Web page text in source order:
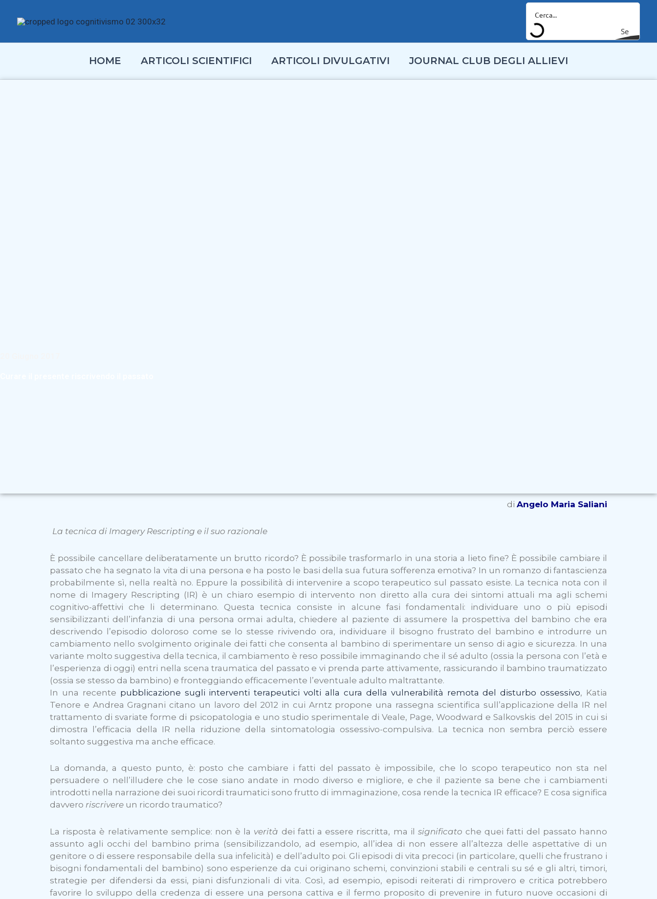
Se
HOME ARTICOLI SCIENTIFICI ARTICOLI DIVULGATIVI JOURNAL CLUB DEGLI ALLIEVI
di Angelo Maria Saliani
La tecnica di Imagery Rescripting e il suo razionale
È possibile cancellare deliberatamente un brutto ricordo? È possibile trasformarlo in una storia a lieto fine? È possibile cambiare il
passato che ha segnato la vita di una persona e ha posto le basi della sua futura sofferenza emotiva? In un romanzo di fantascienza
probabilmente sì, nella realtà no. Eppure la possibilità di intervenire a scopo terapeutico sul passato esiste. La tecnica nota con il
nome di Imagery Rescripting (IR) è un chiaro esempio di intervento non diretto alla cura dei sintomi attuali ma agli schemi
cognitivo-affettivi che li determinano. Questa tecnica consiste in alcune fasi fondamentali: individuare uno o più episodi
sensibilizzanti dell’infanzia di una persona ormai adulta, chiedere al paziente di assumere la prospettiva del bambino che era
descrivendo l’episodio doloroso come se lo stesse rivivendo ora, individuare il bisogno frustrato del bambino e introdurre un
cambiamento nello svolgimento originale dei fatti che consenta al bambino di sperimentare un senso di agio e sicurezza. In una
variante molto suggestiva della tecnica, il cambiamento è reso possibile immaginando che il sé adulto (ossia la persona con l’età e
l’esperienza di oggi) entri nella scena traumatica del passato e vi prenda parte attivamente, rassicurando il bambino traumatizzato
(ossia se stesso da bambino) e fronteggiando efficacemente l’eventuale adulto maltrattante.
In una recente pubblicazione sugli interventi terapeutici volti alla cura della vulnerabilità remota del disturbo ossessivo, Katia
Tenore e Andrea Gragnani citano un lavoro del 2012 in cui Arntz propone una rassegna scientifica sull’applicazione della IR nel
trattamento di svariate forme di psicopatologia e uno studio sperimentale di Veale, Page, Woodward e Salkovskis del 2015 in cui si
dimostra l’efficacia della IR nella riduzione della sintomatologia ossessivo-compulsiva. La tecnica non sembra perciò essere
soltanto suggestiva ma anche efficace.
La domanda, a questo punto, è: posto che cambiare i fatti del passato è impossibile, che lo scopo terapeutico non sta nel
persuadere o nell’illudere che le cose siano andate in modo diverso e migliore, e che il paziente sa bene che i cambiamenti
introdotti nella narrazione dei suoi ricordi traumatici sono frutto di immaginazione, cosa rende la tecnica IR efficace? E cosa significa
davvero riscrivere un ricordo traumatico?
La risposta è relativamente semplice: non è la verità dei fatti a essere riscritta, ma il significato che quei fatti del passato hanno
assunto agli occhi del bambino prima (sensibilizzandolo, ad esempio, all’idea di non essere all’altezza delle aspettative di un
genitore o di essere responsabile della sua infelicità) e dell’adulto poi. Gli episodi di vita precoci (in particolare, quelli che frustrano i
bisogni fondamentali del bambino) sono esperienze da cui originano schemi, convinzioni stabili e centrali su sé e gli altri, timori,
strategie per difendersi da essi, piani disfunzionali di vita. Così, ad esempio, episodi reiterati di rimprovero e critica potrebbero
favorire lo sviluppo della credenza di essere una persona cattiva e il fermo proposito di prevenire in futuro nuove occasioni di